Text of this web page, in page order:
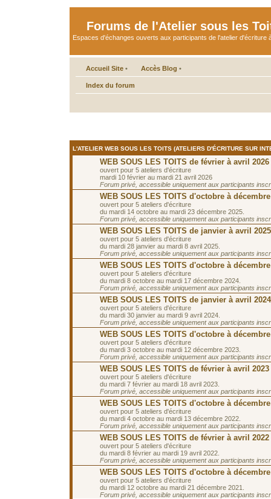
Forums de l'Atelier sous les
Espaces d'échanges ouverts aux participants de l'atelier d'écriture
Accueil Site • Accès Blog •
Index du forum
L'ATELIER WEB SOUS LES TOITS (ATELIERS D'ÉCRITURE SUR
WEB SOUS LES TOITS de février à avril 2026
ouvert pour 5 ateliers d'écriture
mardi 10 février au mardi 21 avril 2026
Forum privé, accessible uniquement aux participants
WEB SOUS LES TOITS d'octobre à décembre
ouvert pour 5 ateliers d'écriture
du mardi 14 octobre au mardi 23 décembre 2025.
Forum privé, accessible uniquement aux participants
WEB SOUS LES TOITS de janvier à avril 2025
ouvert pour 5 ateliers d'écriture
du mardi 28 janvier au mardi 8 avril 2025.
Forum privé, accessible uniquement aux participants
WEB SOUS LES TOITS d'octobre à décembre
ouvert pour 5 ateliers d'écriture
du mardi 8 octobre au mardi 17 décembre 2024.
Forum privé, accessible uniquement aux participants
WEB SOUS LES TOITS de janvier à avril 2024
ouvert pour 5 ateliers d'écriture
du mardi 30 janvier au mardi 9 avril 2024.
Forum privé, accessible uniquement aux participants
WEB SOUS LES TOITS d'octobre à décembre
ouvert pour 5 ateliers d'écriture
du mardi 3 octobre au mardi 12 décembre 2023.
Forum privé, accessible uniquement aux participants
WEB SOUS LES TOITS de février à avril 2023
ouvert pour 5 ateliers d'écriture
du mardi 7 février au mardi 18 avril 2023.
Forum privé, accessible uniquement aux participants
WEB SOUS LES TOITS d'octobre à décembre
ouvert pour 5 ateliers d'écriture
du mardi 4 octobre au mardi 13 décembre 2022.
Forum privé, accessible uniquement aux participants
WEB SOUS LES TOITS de février à avril 2022
ouvert pour 5 ateliers d'écriture
du mardi 8 février au mardi 19 avril 2022.
Forum privé, accessible uniquement aux participants
WEB SOUS LES TOITS d'octobre à décembre
ouvert pour 5 ateliers d'écriture
du mardi 12 octobre au mardi 21 décembre 2021.
Forum privé, accessible uniquement aux participants